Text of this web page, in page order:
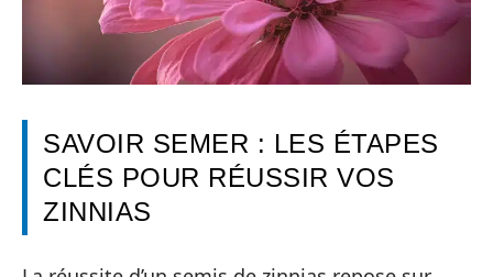
SAVOIR SEMER : LES ÉTAPES
CLÉS POUR RÉUSSIR VOS
ZINNIAS